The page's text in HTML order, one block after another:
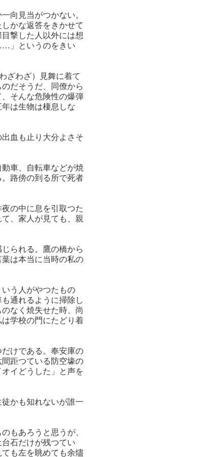
向見当がつかない。
かな返答をきかせて
撃した人以外には想
」というのをきい
ざわざ）見舞に着て
だそうだ、同僚から
そんな危険性の爆弾
は生物は棲息しな
血も止り大分よさそ
車、自転車などが焼
路傍の到る所で死者
の中に息を引取つた
、家人が見ても、親
られる。鷹の橋から
は本当に当時の私の
う人がやつたもの
通れるように掃除し
なく焼失せた時、尚
学校の門にたどり着
けである。奉安庫の
距つている防空壕の
イどうした」と声を
かも知れないが誰一
もあろうと思うが、
石だけが残つてい
も左を眺めても余燼